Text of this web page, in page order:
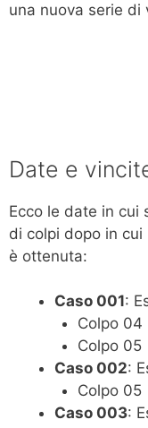
una nuova serie di
Date e
Ecco le date in cui
di colpi dopo in cui
è ottenuta:
Caso 001:
Colpo
Colpo 05
Caso 002:
Colpo 05
Caso 003: